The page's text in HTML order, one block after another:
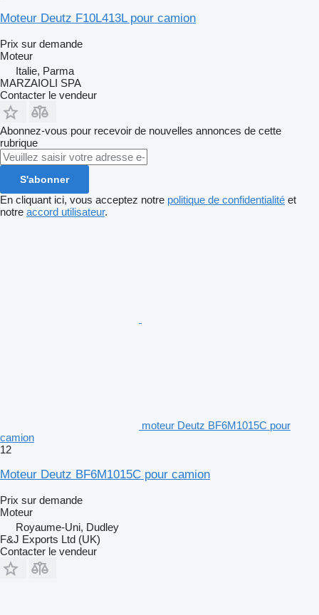
Moteur Deutz F10L413L pour camion
Prix sur demande
Moteur
Italie, Parma
MARZAIOLI SPA
Contacter le vendeur
Abonnez-vous pour recevoir de nouvelles annonces de cette
rubrique
S'abonner
En cliquant ici, vous acceptez notre politique de confidentialité et
notre accord utilisateur.
moteur Deutz BF6M1015C pour
camion
12
Moteur Deutz BF6M1015C pour camion
Prix sur demande
Moteur
Royaume-Uni, Dudley
F&J Exports Ltd (UK)
Contacter le vendeur